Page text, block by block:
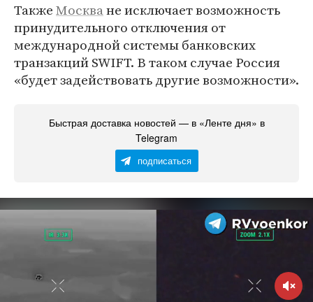
ТакжеМоскване исключает возможность
принудительного отключения от
международной системы банковских
транзакций SWIFT. В таком случае Россия
«будет задействовать другие возможности».
Быстрая доставка новостей — в «Ленте дня» в
Telegram
подписаться